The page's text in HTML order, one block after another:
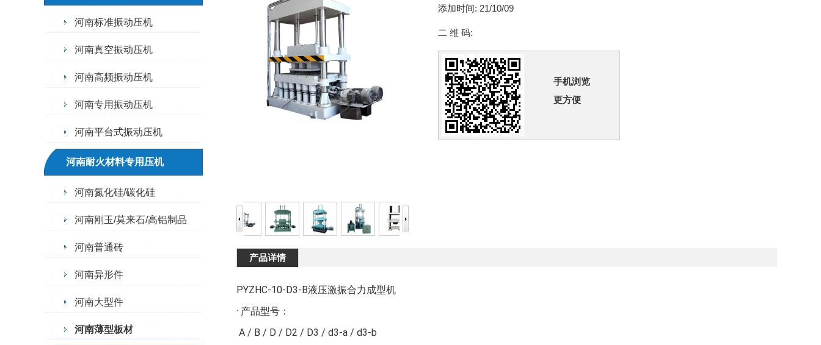
河南标准振动压机
河南真空振动压机
河南高频振动压机
河南专用振动压机
河南平台式振动压机
河南耐火材料专用压机
河南氮化硅/碳化硅
河南刚玉/莫来石/高铝制品
河南普通砖
河南异形件
河南大型件
河南薄型板材
添加时间: 21/10/09
二 维 码:
手机浏览
更方便
产品详情
PYZHC-10-D3-B液压激振合力成型机
· 产品型号：
A / B / D / D2 / D3 / d3-a / d3-b